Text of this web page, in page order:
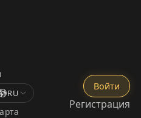
RU
Войти
Регистрация